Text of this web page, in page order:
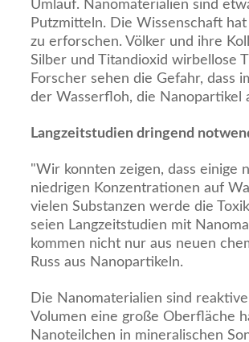
Umlauf. Nanomaterialien sind
Putzmitteln. Die Wissenschaft
zu erforschen. Völker und ihre
Silber und Titandioxid wirbellose
Forscher sehen die Gefahr, dass
der Wasserfloh, die Nanopartikel
Langzeitstudien dringend
"Wir konnten zeigen, dass einige
niedrigen Konzentrationen auf
vielen Substanzen werde die
seien Langzeitstudien mit
kommen nicht nur aus neuen
Russ aus Nanopartikeln.
Die Nanomaterialien sind
Volumen eine große Oberfläche
Nanoteilchen in mineralischen